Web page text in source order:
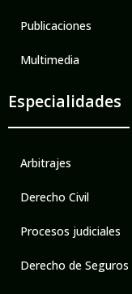
Publicaciones
Multimedia
Especialidades
Arbitrajes
Derecho Civil
Procesos judiciales
Derecho de Seguros